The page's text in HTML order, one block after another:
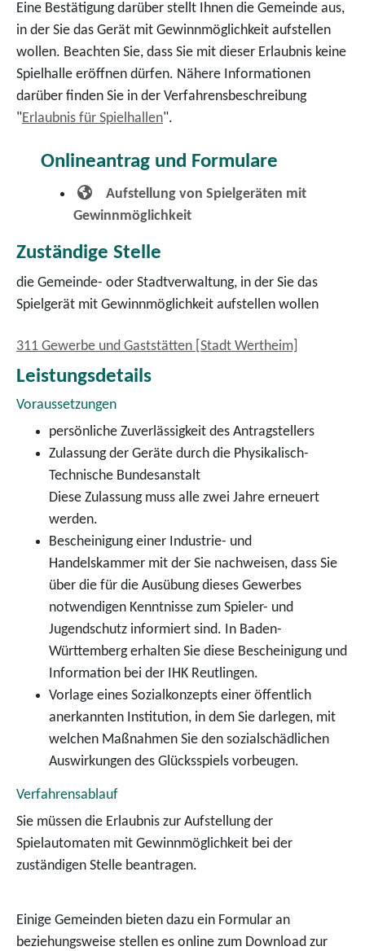
Eine Bestätigung darüber stellt Ihnen die Gemeinde aus,
in der Sie das Gerät mit Gewinnmöglichkeit aufstellen
wollen. Beachten Sie, dass Sie mit dieser Erlaubnis keine
Spielhalle eröffnen dürfen. Nähere Informationen
darüber finden Sie in der Verfahrensbeschreibung
"Erlaubnis für Spielhallen".
Onlineantrag und Formulare
Aufstellung von Spielgeräten mit
Gewinnmöglichkeit
Zuständige Stelle
die Gemeinde- oder Stadtverwaltung, in der Sie das
Spielgerät mit Gewinnmöglichkeit aufstellen wollen
311 Gewerbe und Gaststätten [Stadt Wertheim]
Leistungsdetails
Voraussetzungen
persönliche Zuverlässigkeit des Antragstellers
Zulassung der Geräte durch die Physikalisch-
Technische Bundesanstalt
Diese Zulassung muss alle zwei Jahre erneuert
werden.
Bescheinigung einer Industrie- und
Handelskammer mit der Sie nachweisen, dass Sie
über die für die Ausübung dieses Gewerbes
notwendigen Kenntnisse zum Spieler- und
Jugendschutz informiert sind. In Baden-
Württemberg erhalten Sie diese Bescheinigung und
Information bei der IHK Reutlingen.
Vorlage eines Sozialkonzepts einer öffentlich
anerkannten Institution, in dem Sie darlegen, mit
welchen Maßnahmen Sie den sozialschädlichen
Auswirkungen des Glücksspiels vorbeugen.
Verfahrensablauf
Sie müssen die Erlaubnis zur Aufstellung der
Spielautomaten mit Gewinnmöglichkeit bei der
zuständigen Stelle beantragen.
Einige Gemeinden bieten dazu ein Formular an
beziehungsweise stellen es online zum Download zur